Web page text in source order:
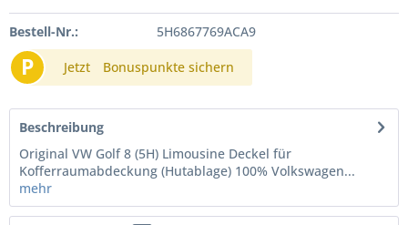
Bestell-Nr.: 5H6867769ACA9
P Jetzt Bonuspunkte sichern
Beschreibung
Original VW Golf 8 (5H) Limousine Deckel für
Kofferraumabdeckung (Hutablage) 100% Volkswagen...
mehr